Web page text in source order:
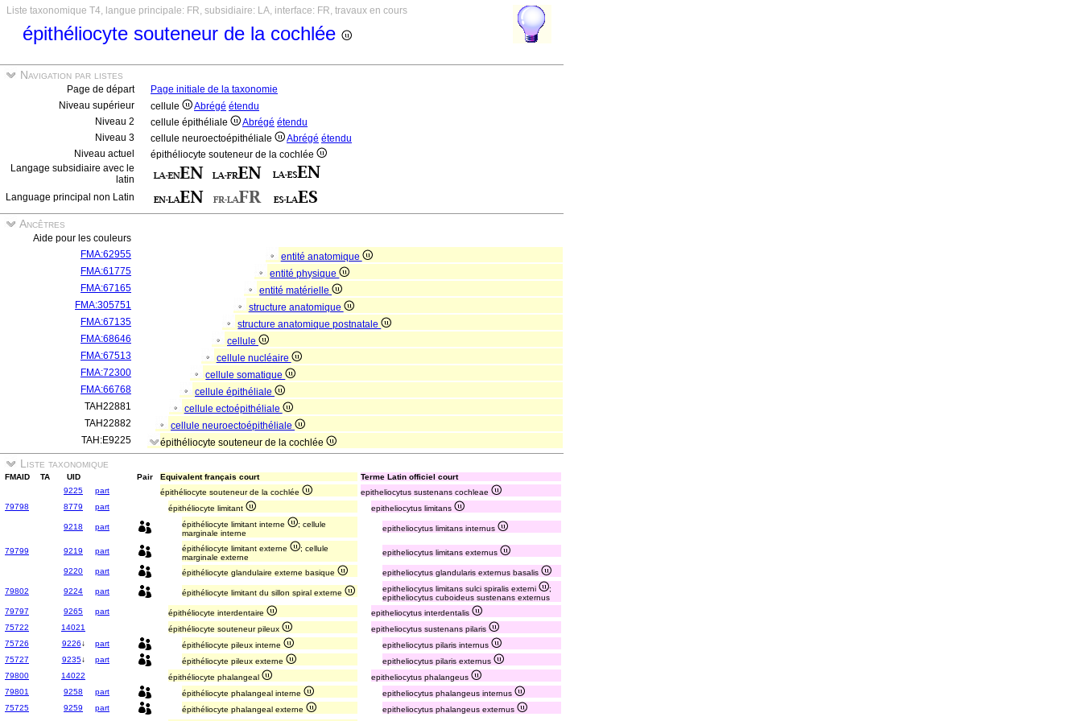
Liste taxonomique T4, langue principale: FR, subsidiaire: LA, interface: FR, travaux en cours
épithéliocyte souteneur de la cochlée
Navigation par listes
Page de départ
Page initiale de la taxonomie
Niveau supérieur
cellule Abrégé étendu
Niveau 2
cellule épithéliale Abrégé étendu
Niveau 3
cellule neuroectoépithéliale Abrégé étendu
Niveau actuel
épithéliocyte souteneur de la cochlée
Langage subsidiaire avec le
latin
Language principal non Latin
Ancêtres
Aide pour les couleurs
FMA:62955
entité anatomique
FMA:61775
entité physique
FMA:67165
entité matérielle
FMA:305751
structure anatomique
FMA:67135
structure anatomique postnatale
FMA:68646
cellule
FMA:67513
cellule nucléaire
FMA:72300
cellule somatique
FMA:66768
cellule épithéliale
TAH22881
cellule ectoépithéliale
TAH22882
cellule neuroectoépithéliale
TAH:E9225
épithéliocyte souteneur de la cochlée
Liste taxonomique
FMAID TA UID Pair Equivalent français court
Terme Latin officiel court
9225
part épithéliocyte souteneur de la cochlée
epitheliocytus sustenans cochleae
79798
8779 part épithéliocyte limitant epitheliocytus limitans
9218 part épithéliocyte limitant interne
; cellule
marginale interne
epitheliocytus limitans internus
79799 9219 part épithéliocyte limitant externe
; cellule
marginale externe
epitheliocytus limitans externus
9220 part épithéliocyte glandulaire externe basique epitheliocytus glandularis externus basalis
79802 9224 part épithéliocyte limitant du sillon spiral externe epitheliocytus limitans sulci spiralis externi
;
epitheliocytus cuboideus sustenans externus
79797
9265 part épithéliocyte interdentaire
epitheliocytus interdentalis
75722
14021 épithéliocyte souteneur pileux
epitheliocytus sustenans pilaris
75726
9226↓ part épithéliocyte pileux interne
epitheliocytus pilaris internus
75727
9235↓ part épithéliocyte pileux externe
epitheliocytus pilaris externus
79800
14022 épithéliocyte phalangeal
epitheliocytus phalangeus
79801
9258 part épithéliocyte phalangeal interne
epitheliocytus phalangeus internus
75725
9259 part épithéliocyte phalangeal externe
epitheliocytus phalangeus externus